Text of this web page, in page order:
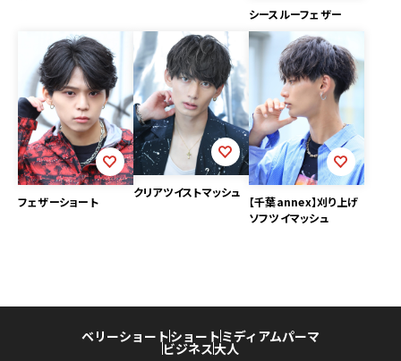
シースルーフェザー
フェザーショート
クリアツイストマッシュ
【千葉annex】刈り上げ
ソフツイマッシュ
ベリーショートショート ミディアムパーマ
ビジネス大人